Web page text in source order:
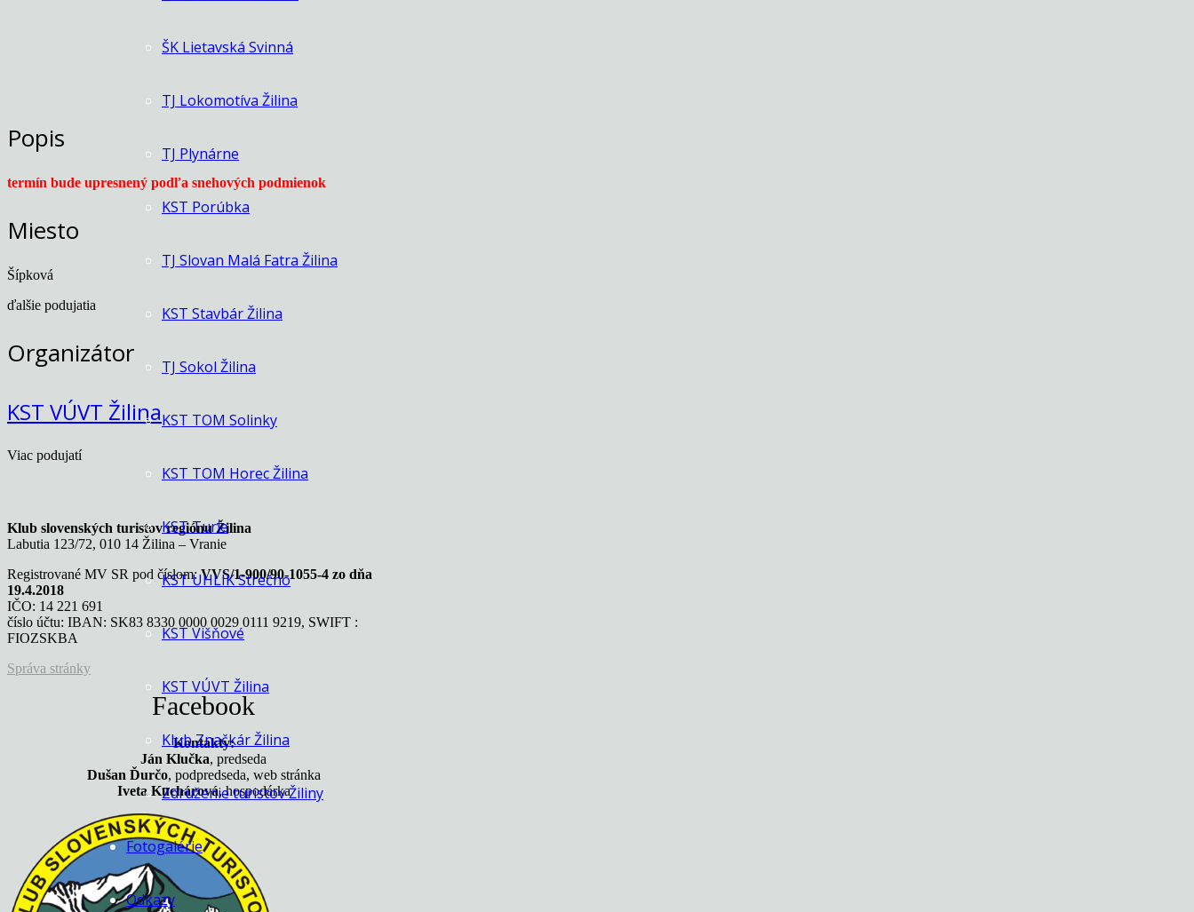
ŠK Lietavská Svinná
TJ Lokomotíva Žilina
TJ Plynárne
KST Porúbka
TJ Slovan Malá Fatra Žilina
KST Stavbár Žilina
TJ Sokol Žilina
KST TOM Solinky
KST TOM Horec Žilina
KST Turie
KST UHLÍK Strečno
KST Višňové
KST VÚVT Žilina
Klub Značkár Žilina
Združenie turistov Žiliny
Fotogalérie
Odkazy
Popis
termín bude upresnený podľa snehových podmienok
Miesto
Šípková
ďalšie podujatia
Organizátor
KST VÚVT Žilina
Viac podujatí
Klub slovenských turistov regiónu Žilina
Labutia 123/72, 010 14 Žilina – Vranie
Registrované MV SR pod číslom:VVS/1-900/90-1055-4 zo dňa
19.4.2018
IČO: 14 221 691
číslo účtu: IBAN: SK83 8330 0000 0029 0111 9219, SWIFT :
FIOZSKBA
Správa stránky
Facebook
Kontakty:
Ján Klučka, predseda
Dušan Ďurčo, podpredseda, web stránka
Iveta Kuchárová, hospodárka